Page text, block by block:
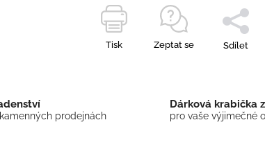
Tisk Zeptat se Sdílet
prodejnách
Dárková krabička
pro vaše výjimečné